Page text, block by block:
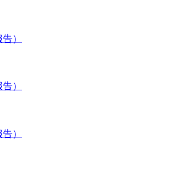
）
）
）